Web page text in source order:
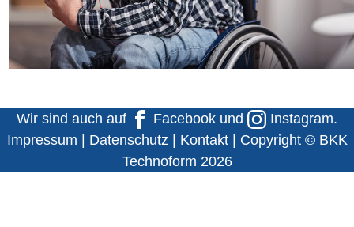
Wir sind auch auf Facebook und Instagram.
Impressum
Datenschutz| Kontakt| Copyright © BKK
Technoform 2026